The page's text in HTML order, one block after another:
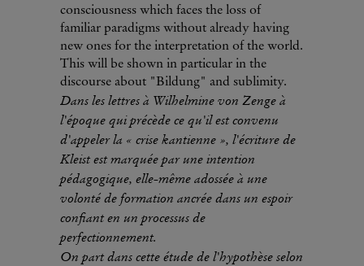
consciousness which faces the loss of
familiar paradigms without already having
new ones for the interpretation of the world.
This will be shown in particular in the
discourse about "Bildung" and sublimity.
Dans les lettres à Wilhelmine von Zenge à
l'époque qui précède ce qu'il est convenu
d'appeler la « crise kantienne », l'écriture de
Kleist est marquée par une intention
pédagogique, elle-même adossée à une
volonté de formation ancrée dans un espoir
confiant en un processus de
perfectionnement.
On part dans cette étude de l'hypothèse selon